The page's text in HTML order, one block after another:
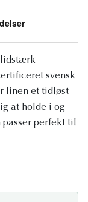
svensk
linen et tidløst
at holde i og
perfekt til